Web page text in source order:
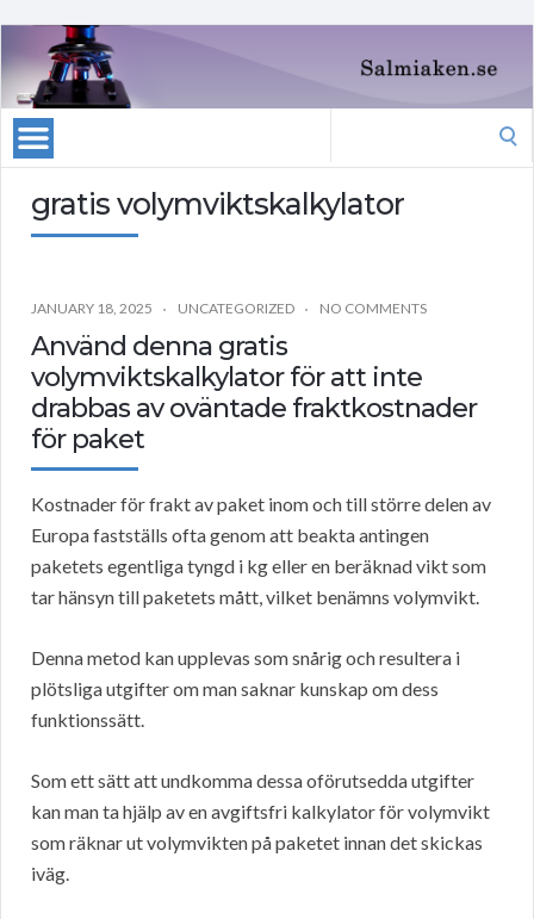
gratis volymviktskalkylator
JANUARY 18, 2025 UNCATEGORIZED NO COMMENTS
Använd denna gratis
volymviktskalkylator för att inte
drabbas av oväntade fraktkostnader
för paket
Kostnader för frakt av paket inom och till större delen av
Europa fastställs ofta genom att beakta antingen
paketets egentliga tyngd i kg eller en beräknad vikt som
tar hänsyn till paketets mått, vilket benämns volymvikt.
Denna metod kan upplevas som snårig och resultera i
plötsliga utgifter om man saknar kunskap om dess
funktionssätt.
Som ett sätt att undkomma dessa oförutsedda utgifter
kan man ta hjälp av en avgiftsfri kalkylator för volymvikt
som räknar ut volymvikten på paketet innan det skickas
iväg.